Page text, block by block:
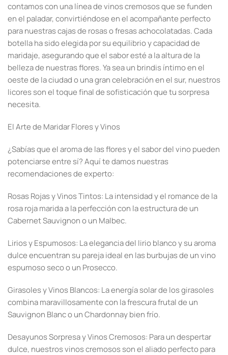
contamos con una línea de vinos cremosos que se funden
en el paladar, convirtiéndose en el acompañante perfecto
para nuestras cajas de rosas o fresas achocolatadas. Cada
botella ha sido elegida por su equilibrio y capacidad de
maridaje, asegurando que el sabor esté a la altura de la
belleza de nuestras flores. Ya sea un brindis íntimo en el
oeste de la ciudad o una gran celebración en el sur, nuestros
licores son el toque final de sofisticación que tu sorpresa
necesita.
El Arte de Maridar Flores y Vinos
¿Sabías que el aroma de las flores y el sabor del vino pueden
potenciarse entre sí? Aquí te damos nuestras
recomendaciones de experto:
Rosas Rojas y Vinos Tintos: La intensidad y el romance de la
rosa roja marida a la perfección con la estructura de un
Cabernet Sauvignon o un Malbec.
Lirios y Espumosos: La elegancia del lirio blanco y su aroma
dulce encuentran su pareja ideal en las burbujas de un vino
espumoso seco o un Prosecco.
Girasoles y Vinos Blancos: La energía solar de los girasoles
combina maravillosamente con la frescura frutal de un
Sauvignon Blanc o un Chardonnay bien frío.
Desayunos Sorpresa y Vinos Cremosos: Para un despertar
dulce, nuestros vinos cremosos son el aliado perfecto para